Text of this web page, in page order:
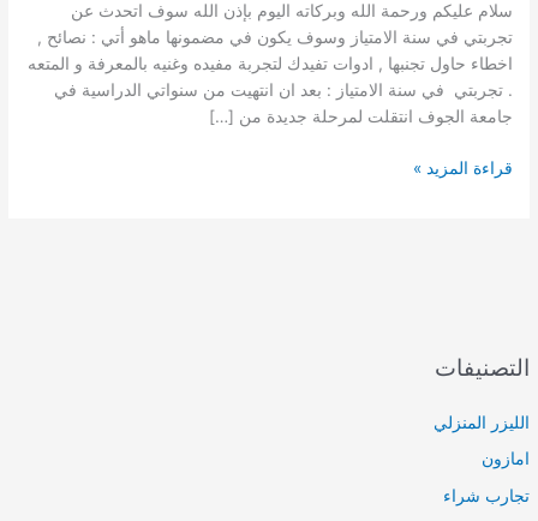
التصنيفات
الليزر المنزلي
امازون
تجارب شراء
سلام عليكم ورحمة الله وبركاته اليوم بإذن الله سوف اتحدث عن
تجربتي في سنة الامتياز وسوف يكون في مضمونها ماهو أتي : نصائح ,
اخطاء حاول تجنبها , ادوات تفيدك لتجربة مفيده وغنيه بالمعرفة و المتعه
. تجربتي في سنة الامتياز : بعد ان انتهيت من سنواتي الدراسية في
جامعة الجوف انتقلت لمرحلة جديدة من […]
تجربة
قراءة المزيد »